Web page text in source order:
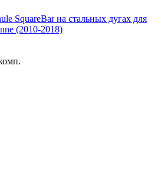
SquareBar на стальных дугах для
(2010-2018)